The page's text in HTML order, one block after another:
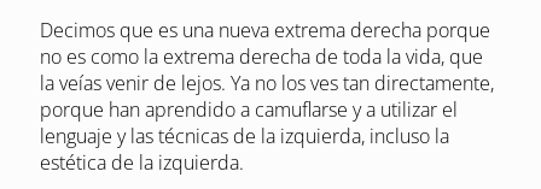
Decimos que es una nueva extrema derecha porque
no es como la extrema derecha de toda la vida, que
la veías venir de lejos. Ya no los ves tan directamente,
porque han aprendido a camuflarse y a utilizar el
lenguaje y las técnicas de la izquierda, incluso la
estética de la izquierda.